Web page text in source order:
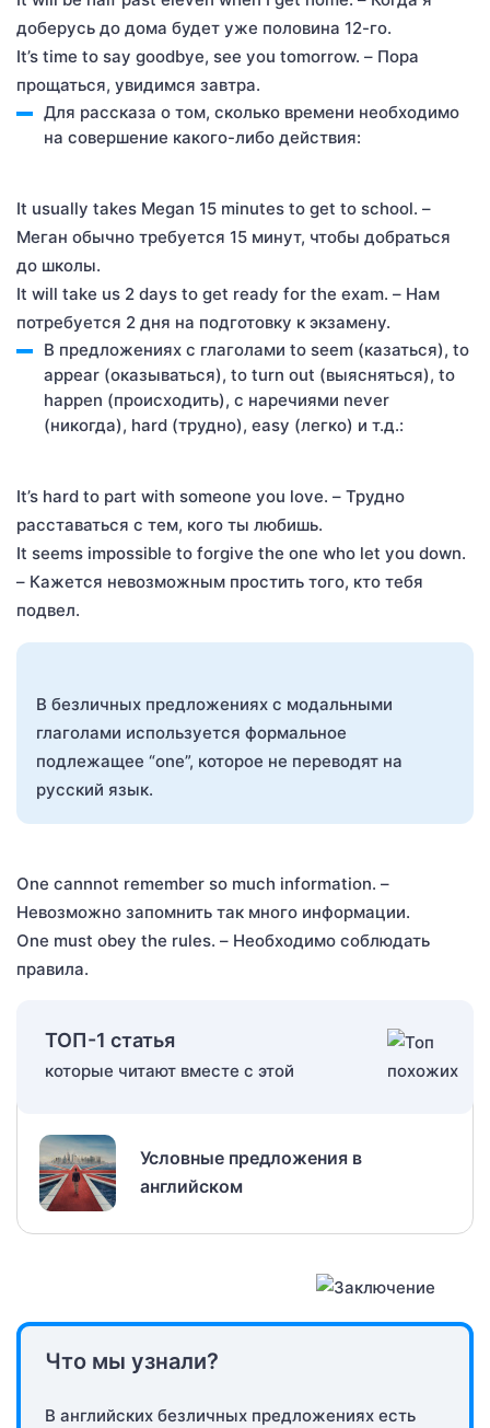
доберусь до дома будет уже половина 12-го.
It’s time to say goodbye, see you tomorrow. – Пора
прощаться, увидимся завтра.
Для рассказа о том, сколько времени необходимо
на совершение какого-либо действия:
It usually takes Megan 15 minutes to get to school. –
Меган обычно требуется 15 минут, чтобы добраться
до школы.
It will take us 2 days to get ready for the exam. – Нам
потребуется 2 дня на подготовку к экзамену.
В предложениях с глаголами to seem (казаться), to
appear (оказываться), to turn out (выясняться), to
happen (происходить), с наречиями never
(никогда), hard (трудно), easy (легко) и т.д.:
It’s hard to part with someone you love. – Трудно
расставаться с тем, кого ты любишь.
It seems impossible to forgive the one who let you down.
– Кажется невозможным простить того, кто тебя
подвел.
В безличных предложениях с модальными
глаголами используется формальное
подлежащее “one”, которое не переводят на
русский язык.
One cannnot remember so much information. –
Невозможно запомнить так много информации.
One must obey the rules. – Необходимо соблюдать
правила.
ТОП-1 статья
которые читают вместе с этой
Условные предложения в
английском
Что мы узнали?
В английских безличных предложениях есть